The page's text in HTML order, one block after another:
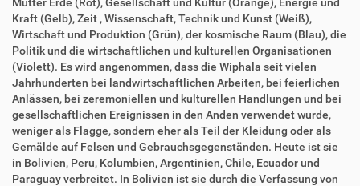
Kraft (Gelb), Zeit , Wissenschaft, Technik und Kunst (Weiß),
Wirtschaft und Produktion (Grün), der kosmische Raum (Blau), die
Politik und die wirtschaftlichen und kulturellen Organisationen
(Violett). Es wird angenommen, dass die Wiphala seit vielen
Jahrhunderten bei landwirtschaftlichen Arbeiten, bei feierlichen
Anlässen, bei zeremoniellen und kulturellen Handlungen und bei
gesellschaftlichen Ereignissen in den Anden verwendet wurde,
weniger als Flagge, sondern eher als Teil der Kleidung oder als
Gemälde auf Felsen und Gebrauchsgegenständen. Heute ist sie
in Bolivien, Peru, Kolumbien, Argentinien, Chile, Ecuador und
Paraguay verbreitet. In Bolivien ist sie durch die Verfassung von